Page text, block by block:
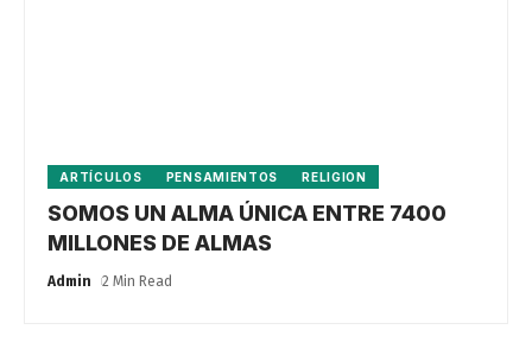
ARTÍCULOS PENSAMIENTOS RELIGION
SOMOS UN ALMA ÚNICA ENTRE 7400
MILLONES DE ALMAS
Admin 2 Min Read